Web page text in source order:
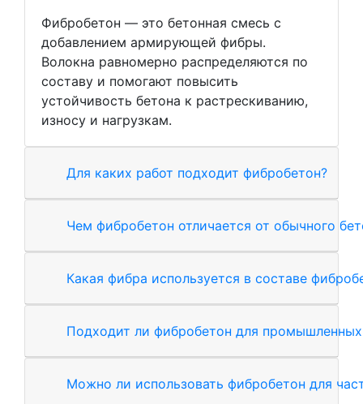
Фибробетон — это бетонная смесь с
добавлением армирующей фибры.
Волокна равномерно распределяются по
составу и помогают повысить
устойчивость бетона к растрескиванию,
износу и нагрузкам.
Для каких работ подходит фибробетон?
Чем фибробетон отличается от обычного
Какая фибра используется в составе
Подходит ли фибробетон для
Можно ли использовать фибробетон для